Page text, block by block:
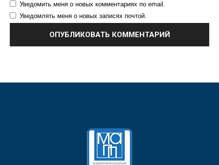
Уведомить меня о новых комментариях по email.
Уведомлять меня о новых записях почтой.